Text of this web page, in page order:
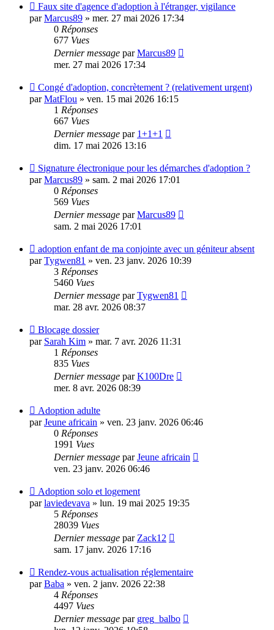
Faux site d'agence d'adoption à l'étranger, vigilance
parMarcus89 » mer. 27 mai 2026 17:34
0 Réponses
677 Vues
Dernier message parMarcus89
mer. 27 mai 2026 17:34
Congé d'adoption, concrètement ? (relativement urgent)
parMatFlou » ven. 15 mai 2026 16:15
1 Réponses
667 Vues
Dernier message par 1+1+1
dim. 17 mai 2026 13:16
Signature électronique pour les démarches d'adoption ?
parMarcus89 » sam. 2 mai 2026 17:01
0 Réponses
569 Vues
Dernier message parMarcus89
sam. 2 mai 2026 17:01
adoption enfant de ma conjointe avec un géniteur absent
parTygwen81 » ven. 23 janv. 2026 10:39
3 Réponses
5460 Vues
Dernier message parTygwen81
mar. 28 avr. 2026 08:37
Blocage dossier
par Sarah Kim » mar. 7 avr. 2026 11:31
1 Réponses
835 Vues
Dernier message parK100Dre
mer. 8 avr. 2026 08:39
Adoption adulte
parJeune africain » ven. 23 janv. 2026 06:46
0 Réponses
1991 Vues
Dernier message parJeune africain
ven. 23 janv. 2026 06:46
Adoption solo et logement
parlaviedevava » lun. 19 mai 2025 19:35
5 Réponses
28039 Vues
Dernier message par Zack12
sam. 17 janv. 2026 17:16
Rendez-vous actualisation réglementaire
parBaba » ven. 2 janv. 2026 22:38
4 Réponses
4497 Vues
Dernier message par greg_balbo